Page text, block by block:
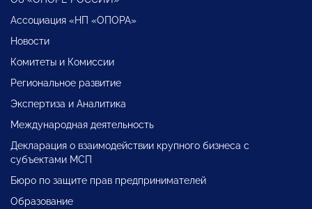
Ассоциация «НП «ОПОРА»
Новости
Комитеты и Комиссии
Региональное развитие
Экспертиза и Аналитика
Международная деятельность
Декларация о взаимодействии крупного бизнеса с
субъектами МСП
Бюро по защите прав предпринимателей
Образование